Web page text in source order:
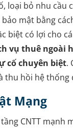
loại bỏ nhu cầu
mật bằng
biệt có lợi cho
vụ thuê ngoài
cố chuyên biệt.
thu hồi hệ
Mạng
CNTT mạnh